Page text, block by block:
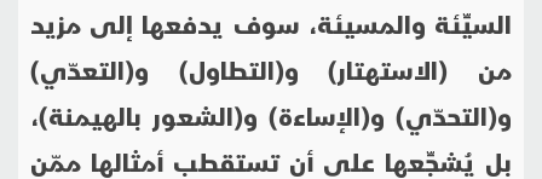
السيِّئة والمسيئة، سوف يدفعها إلى مزيد
من (الاستهتار) و(التطاول) و(التعدّي)
و(التحدّي) و(الإساءة) و(الشعور بالهيمنة)،
بل يُشجِّعها على أن تستقطب أمثالها ممّن